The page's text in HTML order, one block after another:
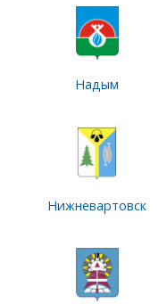
Надым
Нижневартовск